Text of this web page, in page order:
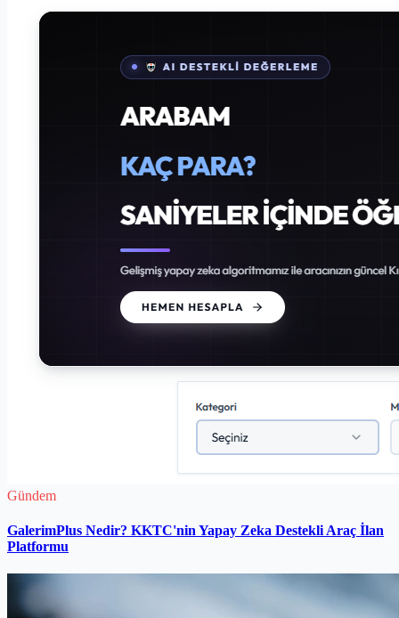
Gündem
GalerimPlus Nedir? KKTC'nin Yapay Zeka Destekli Araç İlan
Platformu